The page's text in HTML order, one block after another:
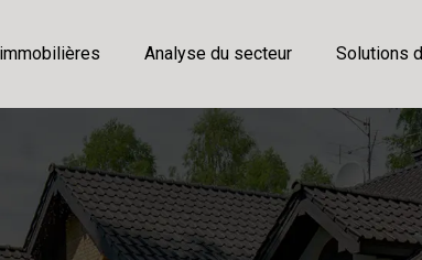
Analyse du secteur Solutions